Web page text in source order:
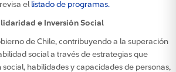
ellistado de programas.
e Inversión Social
de Chile, contribuyendo a la superación
social a través de estrategias que
habilidades y capacidades de personas,